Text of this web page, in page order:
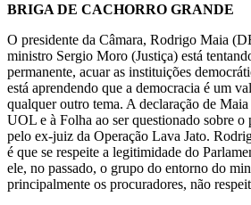
BRIGA DE CACHORRO GRANDE
O presidente da Câmara, Rodrigo Maia
ministro Sergio Moro (Justiça) está
permanente, acuar as instituições
está aprendendo que a democracia é um
qualquer outro tema. A declaração de
UOL e à Folha ao ser questionado sobre o
pelo ex-juiz da Operação Lava Jato.
é que se respeite a legitimidade do
ele, no passado, o grupo do entorno do
principalmente os procuradores, não